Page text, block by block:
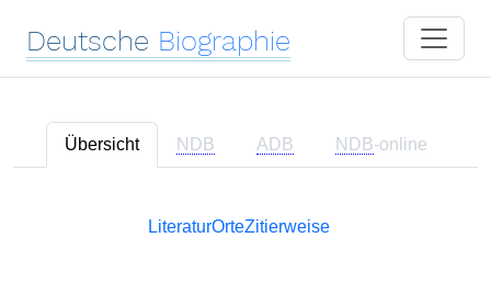
Deutsche Biographie
Übersicht NDB ADB NDB-online
LiteraturOrteZitierweise